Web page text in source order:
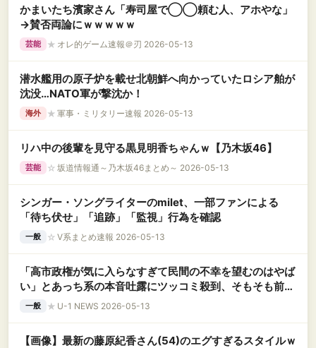
かまいたち濱家さん「寿司屋で◯◯頼む人、アホやな」
→賛否両論にｗｗｗｗｗ
芸能 ★ オレ的ゲーム速報＠刃 2026-05-13
潜水艦用の原子炉を載せ北朝鮮へ向かっていたロシア舶が
沈没…NATO軍が撃沈か！
海外 ★ 軍事・ミリタリー速報 2026-05-13
リハ中の後輩を見守る黒見明香ちゃんｗ【乃木坂46】
芸能 ☆ 坂道情報通～乃木坂46まとめ～ 2026-05-13
シンガー・ソングライターのmilet、一部ファンによる
「待ち伏せ」「追跡」「監視」行為を確認
一般 ☆ V系まとめ速報 2026-05-13
「高市政権が気に入らなすぎて民間の不幸を望むのはやば
い」とあっち系の本音吐露にツッコミ殺到、そもそも前提
条件が間違ってる……
一般 ★ U-1 NEWS 2026-05-13
【画像】最新の藤原紀香さん(54)のエグすぎるスタイルｗ